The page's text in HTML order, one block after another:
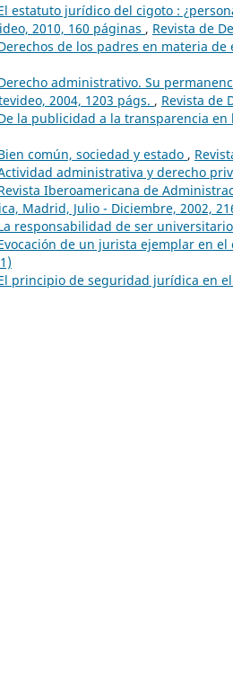
estatuto jurídico del cigoto :
2010, 160 páginas , Revista de
de los padres en materia de
administrativo. Su
2004, 1203 págs. , Revista de
la publicidad a la transparencia
común, sociedad y estado ,
administrativa y derecho
Iberoamericana de
Madrid, Julio - Diciembre, 2002,
responsabilidad de ser universitario
de un jurista ejemplar en
principio de seguridad jurídica en